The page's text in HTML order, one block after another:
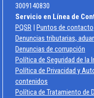
3009140830
Servicio en Línea de
PQSR | Puntos de contacto
Denuncias tributarias,
Denuncias de corrupción
Política de Seguridad de la
Política de Privacidad y
contenidos
Política de Tratamiento de